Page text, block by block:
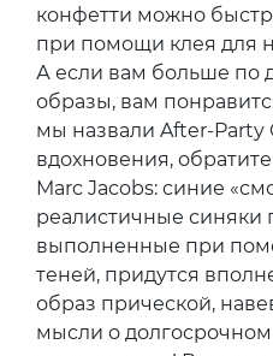
конфетти можно
при помощи клея для
А если вам больше по
образы, вам
мы назвали After-Party
вдохновения,
Marc Jacobs: синие
реалистичные синяки
выполненные при
теней, придутся
образ прической,
мысли о